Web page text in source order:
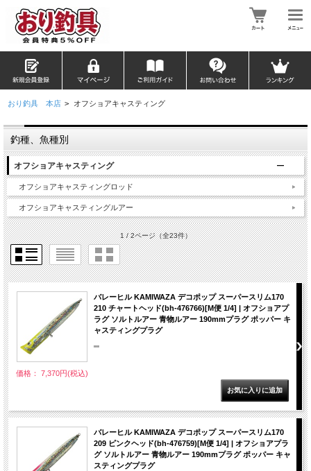
おり釣具 本店 > オフショアキャスティング
釣種、魚種別
オフショアキャスティング
オフショアキャスティングロッド
オフショアキャスティングルアー
1 / 2ページ（全23件）
バレーヒル KAMIWAZA デコポップ スーパースリム170
210 チャートヘッド(bh-476766)[M便 1/4] | オフショアプ
ラグ ソルトルアー 青物ルアー 190mmプラグ ポッパー キ
ャスティングプラグ
""
価格： 7,370円(税込)
バレーヒル KAMIWAZA デコポップ スーパースリム170
209 ピンクヘッド(bh-476759)[M便 1/4] | オフショアプラ
グ ソルトルアー 青物ルアー 190mmプラグ ポッパー キャ
スティングプラグ